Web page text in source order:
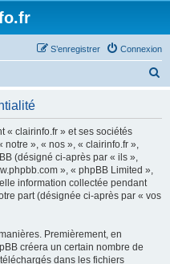
Connexion
S’enregistrer
« clairinfo.fr » et ses sociétés
», « nos », « clairinfo.fr »,
(désigné ci-après par « ils »,
», « phpBB Limited »,
information collectée pendant
part (désignée ci-après par « vos
Premièrement, en
créera un certain nombre de
dans les fichiers